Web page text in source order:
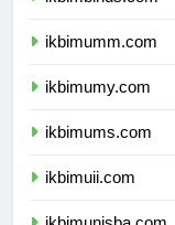
ikbimumm.com
ikbimumy.com
ikbimums.com
ikbimuii.com